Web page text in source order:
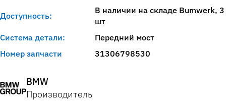
Доступность:
В наличии на складе Bumwerk, 3
шт
Система детали:
Передний мост
Номер запчасти
31306798530
BMW
Производитель